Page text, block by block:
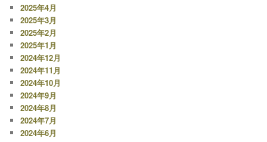
2025年4月
2025年3月
2025年2月
2025年1月
2024年12月
2024年11月
2024年10月
2024年9月
2024年8月
2024年7月
2024年6月